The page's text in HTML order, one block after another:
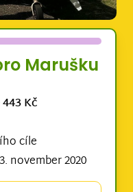
Marušku
Kč
cíle
november 2020